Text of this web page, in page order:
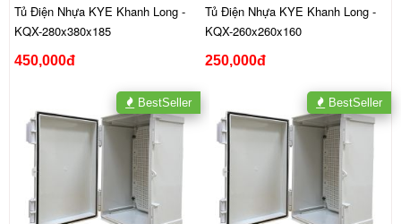
Tủ Điện Nhựa KYE Khanh Long -
KQX-280x380x185
450,000đ
Tủ Điện Nhựa KYE Khanh Long -
KQX-260x260x160
250,000đ
BestSeller BestSeller